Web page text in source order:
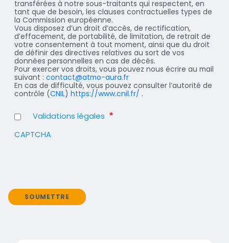
transférées à notre sous-traitants qui respectent, en
tant que de besoin, les clauses contractuelles types de
la Commission européenne.
Vous disposez d’un droit d’accès, de rectification,
d’effacement, de portabilité, de limitation, de retrait de
votre consentement à tout moment, ainsi que du droit
de définir des directives relatives au sort de vos
données personnelles en cas de décès.
Pour exercer vos droits, vous pouvez nous écrire au mail
suivant : contact@atmo-aura.fr
En cas de difficulté, vous pouvez consulter l’autorité de
contrôle (CNIL) https://www.cnil.fr/ .
Validations légales
CAPTCHA
SOUMETTRE